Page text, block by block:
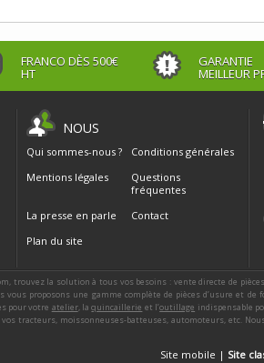
FRANCO DÈS 500€
HT
GARANTIE
MEILLEUR
NOUS
Qui sommes-nous ?
Conditions générales
Mentions légales
Questions
fréquentes
La presse en parle
Contact
Plan du site
trouvez la solution à tous vos besoins : vente directe de
vous proposons une gamme complète de pièces d’usure et
pour votre atelier, laquincaillerie et l’outillage indispensable
vos tracteurs, moissonneuses-batteuses, automoteurs, etc.
Site mobile | Site